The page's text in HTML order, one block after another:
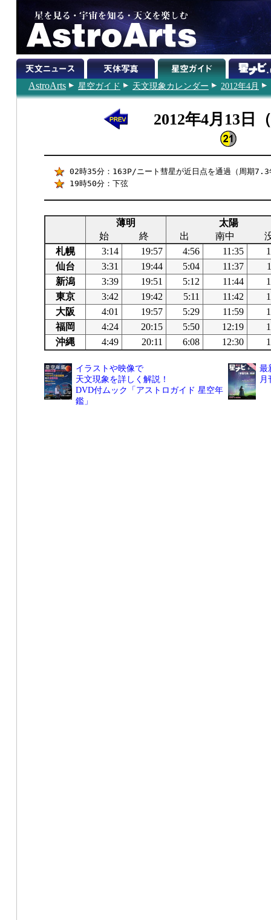
AstroArts 星空ガイド 天文現象カレンダー 2012年4月
2012年4月13日
02時35分：163P/ニート彗星が近日点を通過（周期7.3
19時50分：下弦
薄明
太陽
始
終 出 南中
札幌
3:14 19:57 4:56 11:35
仙台
3:31 19:44 5:04 11:37
新潟
3:39 19:51 5:12 11:44
東京
3:42 19:42 5:11 11:42
大阪
4:01 19:57 5:29 11:59
福岡
4:24 20:15 5:50 12:19
沖縄
4:49 20:11 6:08 12:30
イラストや映像で
天文現象を詳しく解説！
DVD付ムック「アストロガイド 星空年
鑑」
最
月